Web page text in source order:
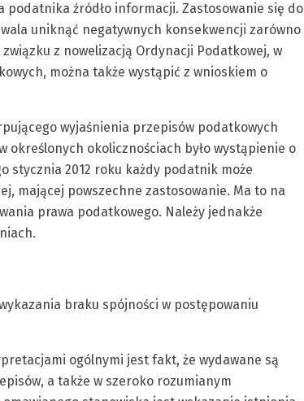
źródło informacji. Zastosowanie się do
uniknąć negatywnych konsekwencji zarówno
z nowelizacją Ordynacji Podatkowej, w
można także wystąpić z wnioskiem o
wyjaśnienia przepisów podatkowych
określonych okolicznościach było wystąpienie o
stycznia 2012 roku każdy podatnik może
mającej powszechne zastosowanie. Ma to na
prawa podatkowego. Należy jednakże
braku spójności w postępowaniu
ogólnymi jest fakt, że wydawane są
a także w szeroko rozumianym